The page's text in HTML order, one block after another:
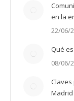
en la
22/06/
Qué
08/06/
Claves
Madrid